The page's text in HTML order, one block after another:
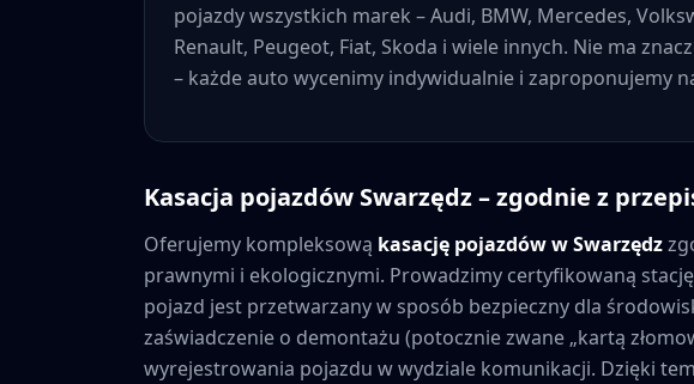
pojazdy wszystkich marek – Audi, BMW, Mercedes,
Renault, Peugeot, Fiat, Skoda i wiele innych. Nie ma
– każde auto wycenimy indywidualnie i zaproponujemy
Kasacja pojazdów Swarzędz– zgodnie z
Oferujemy kompleksową kasację pojazdów wSwarzędz
prawnymi i ekologicznymi. Prowadzimy certyfikowaną
pojazd jest przetwarzany w sposób bezpieczny dla
zaświadczenie o demontażu (potocznie zwane „kartą
wyrejestrowania pojazdu w wydziale komunikacji. Dzięki